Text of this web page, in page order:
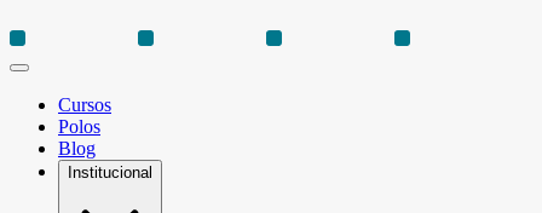
Cursos
Polos
Blog
Institucional